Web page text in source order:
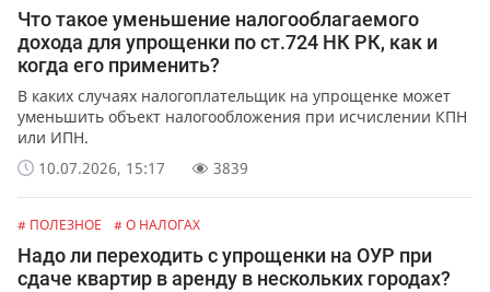
Что такое уменьшение налогооблагаемого
дохода для упрощенки по ст.724 НК РК, как и
когда его применить?
В каких случаях налогоплательщик на упрощенке может
уменьшить объект налогообложения при исчислении КПН
или ИПН.
10.07.2026, 15:17
3839
# ПОЛЕЗНОЕ # О НАЛОГАХ
Надо ли переходить с упрощенки на ОУР при
сдаче квартир в аренду в нескольких городах?